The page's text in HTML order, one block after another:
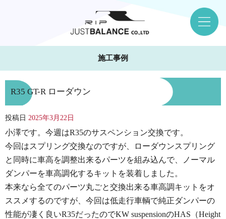
施工事例
R35 GT-R ローダウン
投稿日 2025年3月22日
小澤です。今週はR35のサスペンション交換です。
今回はスプリング交換なのですが、ローダウンスプリング
と同時に車高を調整出来るパーツを組み込んで、ノーマル
ダンパーを車高調化するキットを装着しました。
本来なら全てのパーツ丸ごと交換出来る車高調キットをオ
ススメするのですが、今回は低走行車輌で純正ダンパーの
性能が凄く良いR35だったのでKW suspensionのHAS（Height